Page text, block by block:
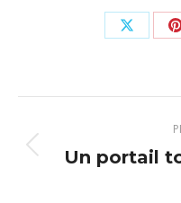
X
article
Un portail